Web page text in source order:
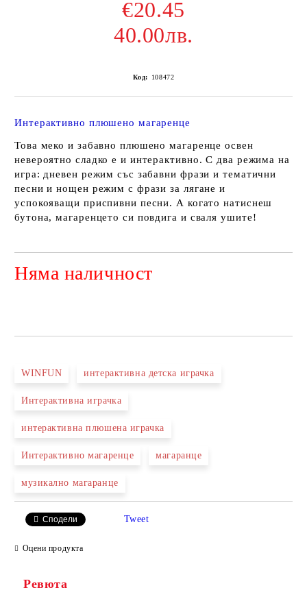
€20.45
40.00лв.
Код: 108472
Интерактивно плюшено магаренце
Това меко и забавно плюшено магаренце освен
невероятно сладко е и интерактивно. С два режима на
игра: дневен режим със забавни фрази и тематични
песни и нощен режим с фрази за лягане и
успокояващи приспивни песни. А когато натиснеш
бутона, магаренцето си повдига и сваля ушите!
Няма наличност
WINFUN интерактивна детска играчка
Интерактивна играчка
интерактивна плюшена играчка
Интерактивно магаренце магаранце
музикално магаранце
Сподели Tweet
Оцени продукта
Ревюта